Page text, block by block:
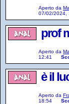
Aperto da
07/02/2024,
prof
Aperto da
12:41
è il
Aperto da
18:54